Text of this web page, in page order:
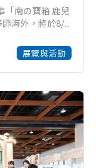
「南の寶箱 鹿兒
海外，將於8/...
展覽與活動